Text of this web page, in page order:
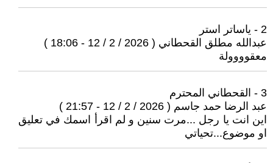
2 - ياساتر استر
عبدالله مطلق القحطاني ( 2026 / 2 / 12 - 18:06 )
معقوووولة
3 - القحطاني المحترم
عبد الرضا حمد جاسم ( 2026 / 2 / 12 - 21:57 )
اين انت يا رجل ...مرت سنين و لم اقرأ اسمك في تعليق
او موضوع...تحياتي